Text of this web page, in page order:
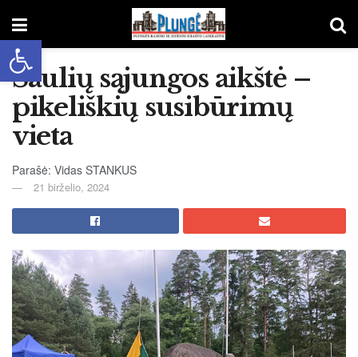
Open toolbar
Šaulių sąjungos aikštė –
pikeliškių susibūrimų
vieta
Parašė: Vidas STANKUS
21 birželio, 2024